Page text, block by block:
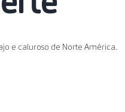
e caluroso de Norte América.